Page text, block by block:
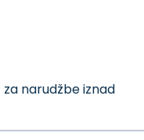
narudžbe iznad